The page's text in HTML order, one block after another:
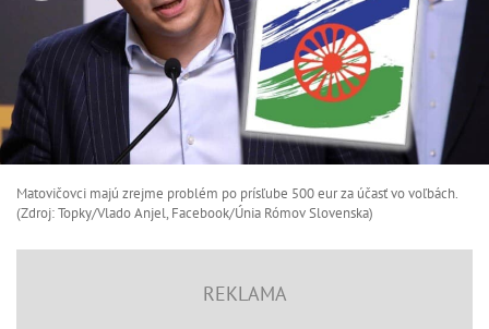
Matovičovci majú zrejme problém po prísľube 500 eur za účasť vo voľbách.
(Zdroj: Topky/Vlado Anjel, Facebook/Únia Rómov Slovenska)